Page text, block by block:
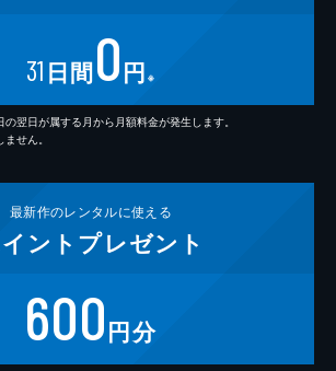
31 日間0円 ※
翌日が属する月から月額料金が発生します。
せん。
最新作のレンタルに使える
ント プレゼント
600円分